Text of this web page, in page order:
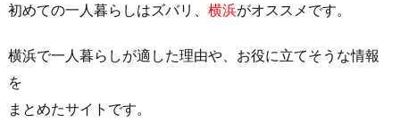
初めての一人暮らしはズバリ、 横浜がオススメです。
横浜で一人暮らしが適した理由や、お役に立てそうな情報
を
まとめたサイトです。